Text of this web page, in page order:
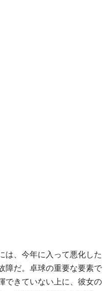
、今年に入って悪化した
障だ。卓球の重要な要素で
できていない上に、彼女の